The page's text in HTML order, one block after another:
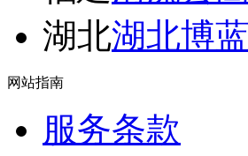
湖北湖北博
网站指南
服务条款